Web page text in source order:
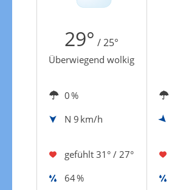
29° / 25°
Überwiegend wolkig
0 %
N 9 km/h
gefühlt 31° / 27°
64 %